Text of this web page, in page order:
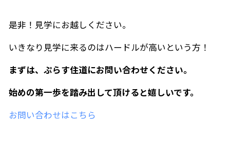
是非！見学にお越しください。
いきなり見学に来るのはハードルが高いという方！
まずは、ぷらす住道にお問い合わせください。
始めの第一歩を踏み出して頂けると嬉しいです。
お問い合わせはこちら